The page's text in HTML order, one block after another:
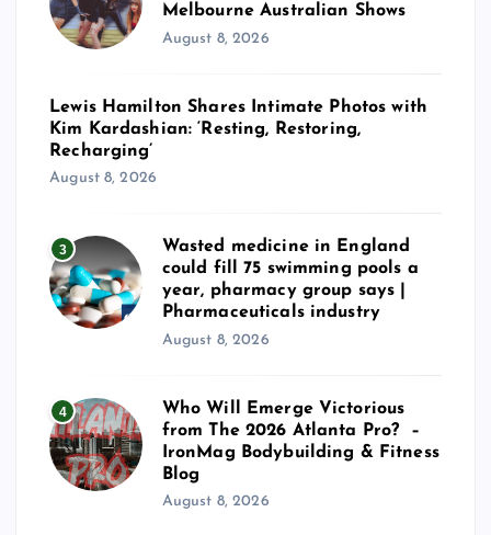
Melbourne Australian Shows
August 8, 2026
Lewis Hamilton Shares Intimate Photos with
Kim Kardashian: ‘Resting, Restoring,
Recharging’
August 8, 2026
3
Wasted medicine in England
could fill 75 swimming pools a
year, pharmacy group says |
Pharmaceuticals industry
August 8, 2026
4
Who Will Emerge Victorious
from The 2026 Atlanta Pro? –
IronMag Bodybuilding & Fitness
Blog
August 8, 2026